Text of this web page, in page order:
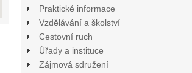
Praktické informace
Vzdělávání a školství
Cestovní ruch
Úřady a instituce
Zájmová sdružení